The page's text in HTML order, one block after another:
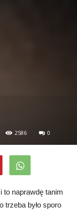
2586 0
to naprawdę tanim
trzeba było sporo